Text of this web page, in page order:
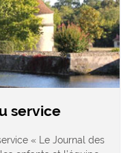
service
« Le Journal des